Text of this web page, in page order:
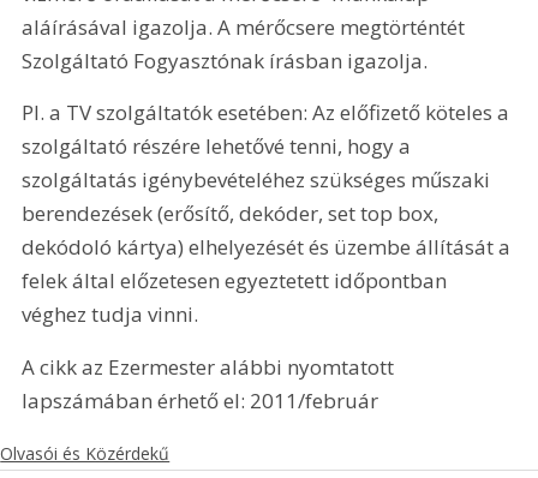
aláírásával igazolja. A mérőcsere megtörténtét
Szolgáltató Fogyasztónak írásban igazolja.
Pl. a TV szolgáltatók esetében: Az előfizető köteles a
szolgáltató részére lehetővé tenni, hogy a
szolgáltatás igénybevételéhez szükséges műszaki
berendezések (erősítő, dekóder, set top box,
dekódoló kártya) elhelyezését és üzembe állítását a
felek által előzetesen egyeztetett időpontban
véghez tudja vinni.
A cikk az Ezermester alábbi nyomtatott
lapszámában érhető el: 2011/február
Olvasói és Közérdekű